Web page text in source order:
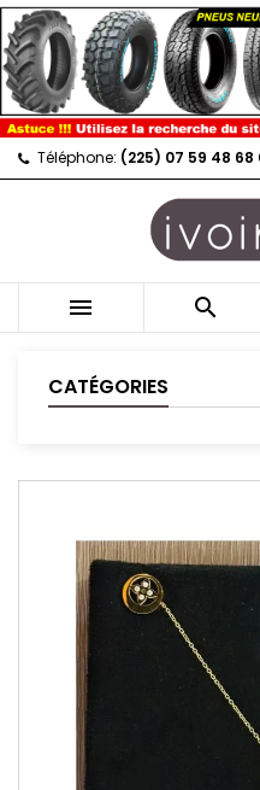
Téléphone: (225) 07 59 48
 
CATÉGORIES